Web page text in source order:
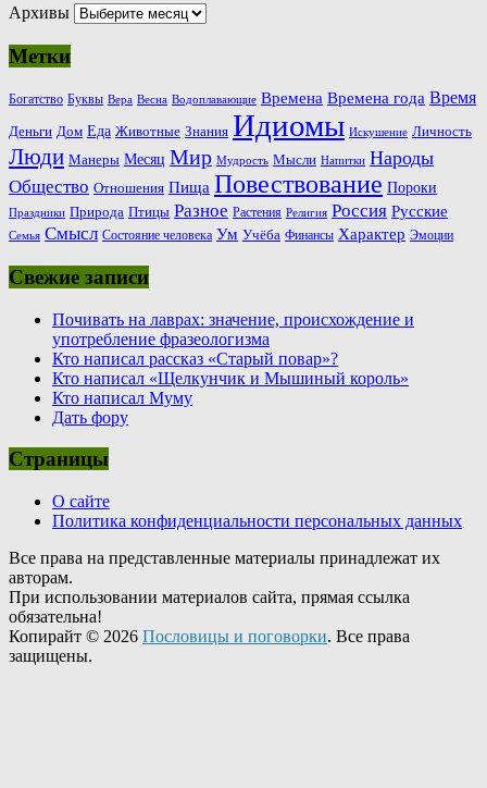
Архивы
Метки
Богатство Буквы Вера Весна Водоплавающие Времена Времена года Время
Деньги Дом Еда Животные Знания Идиомы Искушение Личность
Люди Манеры Месяц Мир Мудрость Мысли Напитки Народы
Общество Отношения Пища Повествование Пороки
Праздники Природа Птицы Разное Растения Религия Россия Русские
Семья Смысл Состояние человека Ум Учёба Финансы Характер Эмоции
Свежие записи
Почивать на лаврах: значение, происхождение и
употребление фразеологизма
Кто написал рассказ «Старый повар»?
Кто написал «Щелкунчик и Мышиный король»
Кто написал Муму
Дать фору
Страницы
О сайте
Политика конфиденциальности персональных данных
Все права на представленные материалы принадлежат их
авторам.
При использовании материалов сайта, прямая ссылка
обязательна!
Копирайт © 2026 Пословицы и поговорки. Все права
защищены.